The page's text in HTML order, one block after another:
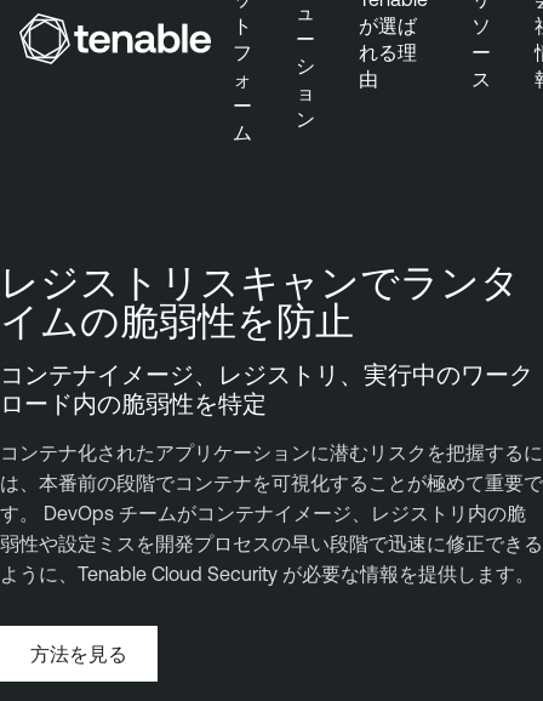
メインナビゲーションにスキップ
メインコンテンツにスキップ
ト
フ
ォ
ー
ム
ュ
ー
シ
ョ
ン
が選ば
れる理
由
ソ
ー
ス
レジストリスキャンでランタ
イムの脆弱性を防止
コンテナイメージ、レジストリ、実行中のワーク
ロード内の脆弱性を特定
コンテナ化されたアプリケーションに潜むリスクを把握するに
は、本番前の段階でコンテナを可視化することが極めて重要で
す。 DevOps チームがコンテナイメージ、レジストリ内の脆
弱性や設定ミスを開発プロセスの早い段階で迅速に修正できる
ように、Tenable Cloud Security が必要な情報を提供します。
方法を見る